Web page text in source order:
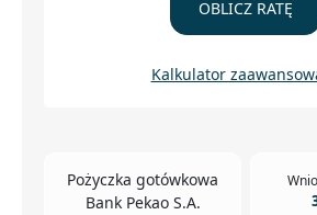
OBLICZ RATĘ
Kalkulator
Pożyczka gotówkowa
Bank Pekao S.A.